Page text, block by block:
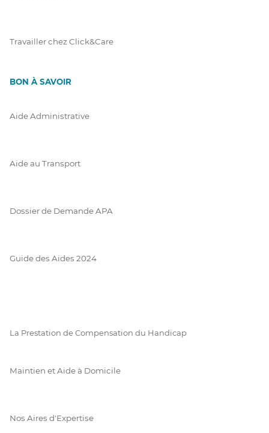
Travailler chez Click&Care
BON À SAVOIR
Aide Administrative
Aide au Transport
Dossier de Demande APA
Guide des Aides 2024
La Prestation de Compensation du Handicap
Maintien et Aide à Domicile
Nos Aires d'Expertise